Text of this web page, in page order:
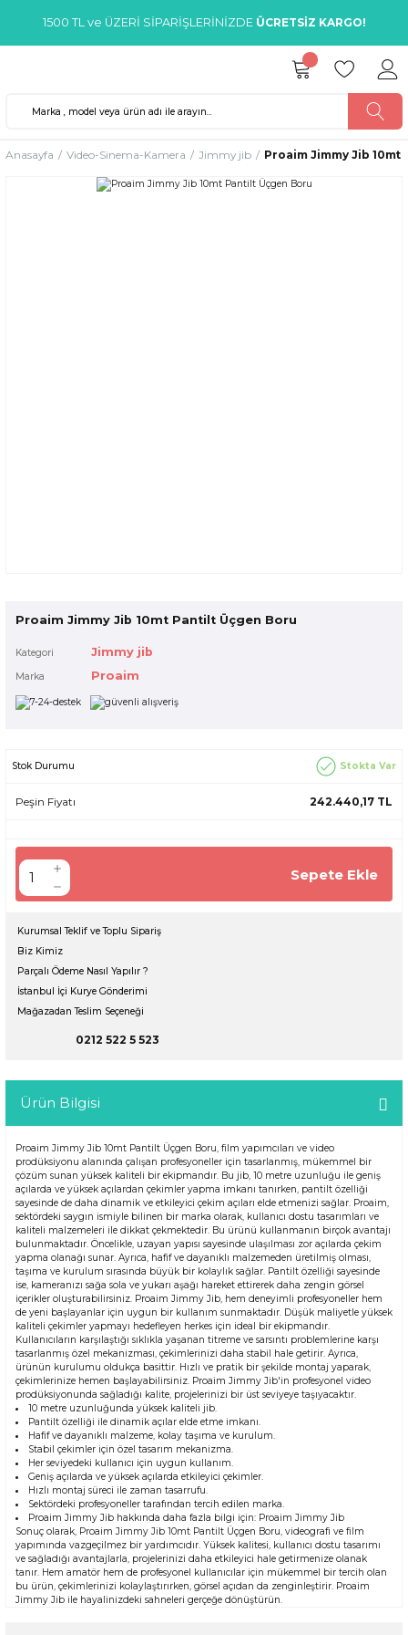
1500 TL ve ÜZERİ SİPARİŞLERİNİZDE ÜCRETSİZ KARGO!
Anasayfa Video-Sinema-Kamera Jimmy jib Proaim Jimmy Jib
Proaim Jimmy Jib 10mt Pantilt Üçgen Boru
Kategori Jimmy jib
Marka Proaim
Stok Durumu Stokta Var
Peşin Fiyatı 242.440,17 TL
Sepete Ekle
Kurumsal Teklif ve Toplu Sipariş
Biz Kimiz
Parçalı Ödeme Nasıl Yapılır ?
İstanbul İçi Kurye Gönderimi
Mağazadan Teslim Seçeneği
0212 522 5 523
Ürün Bilgisi
Proaim Jimmy Jib 10mt Pantilt Üçgen Boru, film yapımcıları ve video
prodüksiyonu alanında çalışan profesyoneller için tasarlanmış, mükemmel bir
çözüm sunan yüksek kaliteli bir ekipmandır. Bu jib, 10 metre uzunluğu ile geniş
açılarda ve yüksek açılardan çekimler yapma imkanı tanırken, pantilt özelliği
sayesinde de daha dinamik ve etkileyici çekim açıları elde etmenizi sağlar. Proaim,
sektördeki saygın ismiyle bilinen bir marka olarak, kullanıcı dostu tasarımları ve
kaliteli malzemeleri ile dikkat çekmektedir. Bu ürünü kullanmanın birçok avantajı
bulunmaktadır. Öncelikle, uzayan yapısı sayesinde ulaşılması zor açılarda çekim
yapma olanağı sunar. Ayrıca, hafif ve dayanıklı malzemeden üretilmiş olması,
taşıma ve kurulum sırasında büyük bir kolaylık sağlar. Pantilt özelliği sayesinde
ise, kameranızı sağa sola ve yukarı aşağı hareket ettirerek daha zengin görsel
içerikler oluşturabilirsiniz. Proaim Jimmy Jib, hem deneyimli profesyoneller hem
de yeni başlayanlar için uygun bir kullanım sunmaktadır. Düşük maliyetle yüksek
kaliteli çekimler yapmayı hedefleyen herkes için ideal bir ekipmandır.
Kullanıcıların karşılaştığı sıklıkla yaşanan titreme ve sarsıntı problemlerine karşı
tasarlanmış özel mekanizması, çekimlerinizi daha stabil hale getirir. Ayrıca,
ürünün kurulumu oldukça basittir. Hızlı ve pratik bir şekilde montaj yaparak,
çekimlerinize hemen başlayabilirsiniz. Proaim Jimmy Jib'in profesyonel video
prodüksiyonunda sağladığı kalite, projelerinizi bir üst seviyeye taşıyacaktır.
10 metre uzunluğunda yüksek kaliteli jib.
Pantilt özelliği ile dinamik açılar elde etme imkanı.
Hafif ve dayanıklı malzeme, kolay taşıma ve kurulum.
Stabil çekimler için özel tasarım mekanizma.
Her seviyedeki kullanıcı için uygun kullanım.
Geniş açılarda ve yüksek açılarda etkileyici çekimler.
Hızlı montaj süreci ile zaman tasarrufu.
Sektördeki profesyoneller tarafından tercih edilen marka.
Proaim Jimmy Jib hakkında daha fazla bilgi için: Proaim Jimmy Jib
Sonuç olarak, Proaim Jimmy Jib 10mt Pantilt Üçgen Boru, videografi ve film
yapımında vazgeçilmez bir yardımcıdır. Yüksek kalitesi, kullanıcı dostu tasarımı
ve sağladığı avantajlarla, projelerinizi daha etkileyici hale getirmenize olanak
tanır. Hem amatör hem de profesyonel kullanıcılar için mükemmel bir tercih olan
bu ürün, çekimlerinizi kolaylaştırırken, görsel açıdan da zenginleştirir. Proaim
Jimmy Jib ile hayalinizdeki sahneleri gerçeğe dönüştürün.